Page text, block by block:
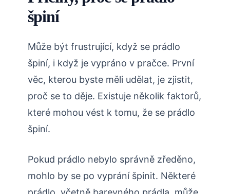
špiní
Může být frustrující, když se prádlo
špiní, i když je vypráno v pračce. První
věc, kterou byste měli udělat, je zjistit,
proč se to děje. Existuje několik faktorů,
které mohou vést k tomu, že se prádlo
špiní.
Pokud prádlo nebylo správně zředěno,
mohlo by se po vyprání špinit. Některé